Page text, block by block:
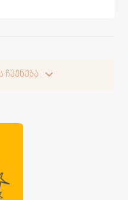
ჩვენება